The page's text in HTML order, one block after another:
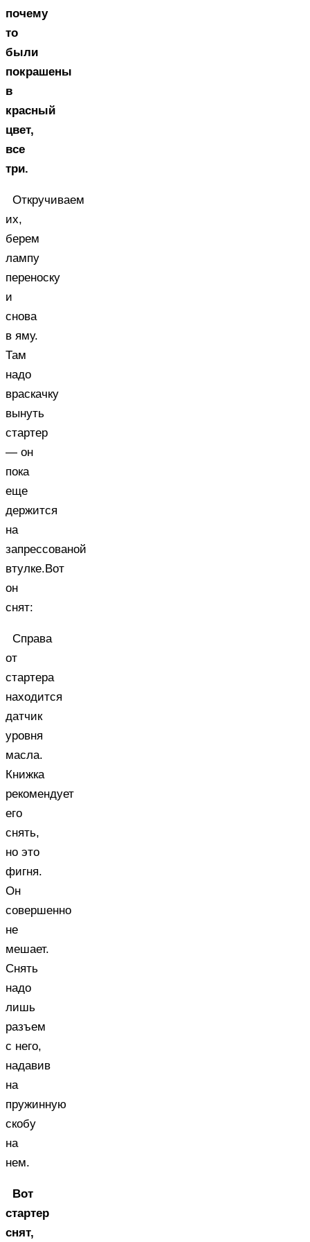
почему
то
были
покрашены
в
красный
цвет,
все
три.
Откручиваем
их,
берем
лампу
переноску
и
снова
в яму.
Там
надо
враскачку
вынуть
стартер
— он
пока
еще
держится
на
запрессованой
втулке.Вот
он
снят:
Справа
от
стартера
находится
датчик
уровня
масла.
Книжка
рекомендует
его
снять,
но это
фигня.
Он
совершенно
не
мешает.
Снять
надо
лишь
разъем
с него,
надавив
на
пружинную
скобу
на
нем.
Вот
стартер
снят,